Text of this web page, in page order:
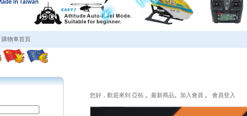
購物車首頁
您好，歡迎來到 亞拓 。 最新商品。 加入會員 。 會員登入